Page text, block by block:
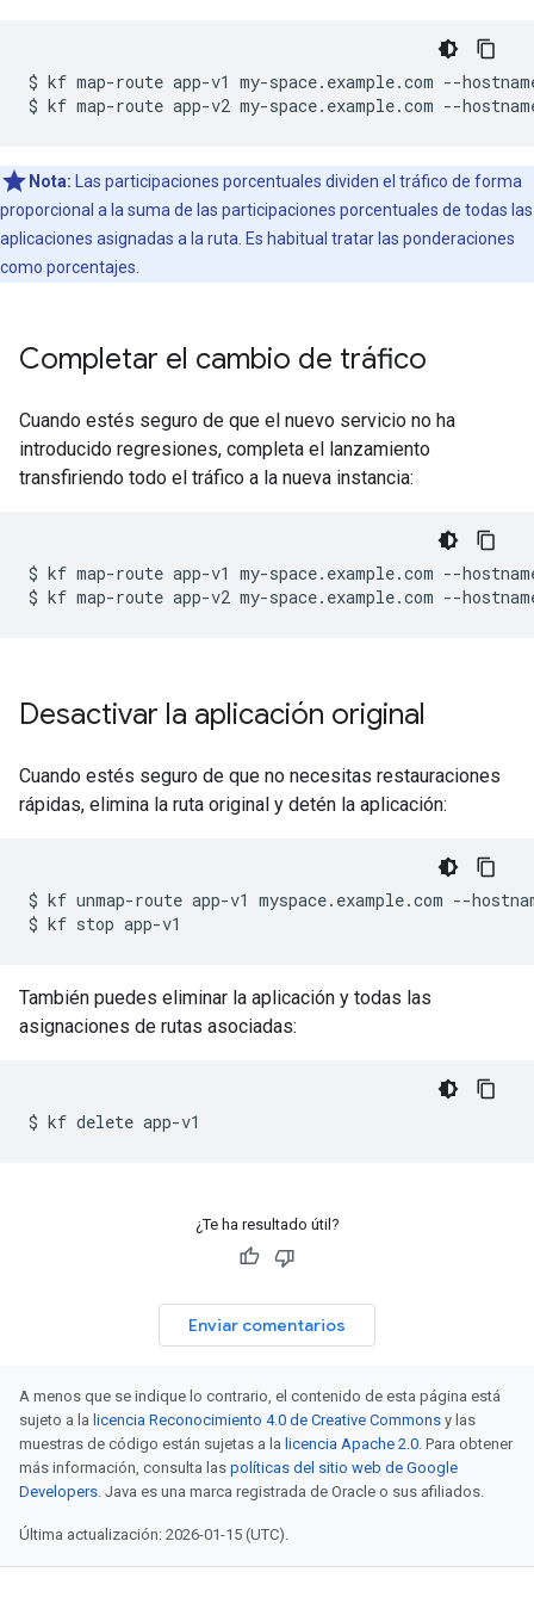
$ kf map-route app-v1 my-space.example.com --
$ kf map-route app-v2 my-space.example.com --
Nota: Las participaciones porcentuales dividen el tráfico de forma
proporcional a la suma de las participaciones porcentuales de todas las
aplicaciones asignadas a la ruta. Es habitual tratar las ponderaciones
como porcentajes.
Completar el cambio de tráfico
Cuando estés seguro de que el nuevo servicio no ha
introducido regresiones, completa el lanzamiento
transfiriendo todo el tráfico a la nueva instancia:
$ kf map-route app-v1 my-space.example.com --
$ kf map-route app-v2 my-space.example.com --
Desactivar la aplicación original
Cuando estés seguro de que no necesitas restauraciones
rápidas, elimina la ruta original y detén la aplicación:
$ kf unmap-route app-v1 myspace.example.com --
$ kf stop
También puedes eliminar la aplicación y todas las
asignaciones de rutas asociadas:
$ kf delete
¿Te ha resultado útil?
Enviar comentarios
A menos que se indique lo contrario, el contenido de esta página está
sujeto a la licencia Reconocimiento 4.0 de Creative Commons y las
muestras de código están sujetas a la licencia Apache 2.0. Para obtener
más información, consulta las políticas del sitio web de Google
Developers. Java es una marca registrada de Oracle o sus afiliados.
Última actualización: 2026-01-15 (UTC).